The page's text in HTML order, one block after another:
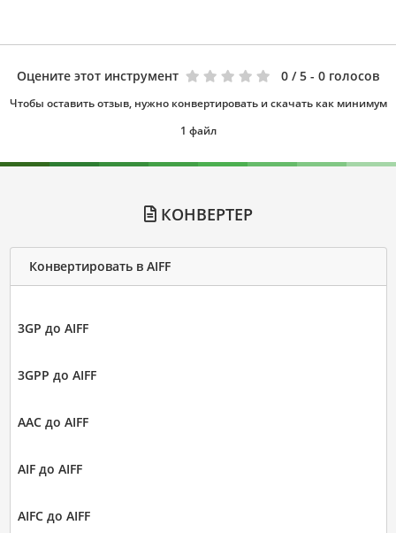
Оцените этот инструмент 0 / 5 - 0 голосов
Чтобы оставить отзыв, нужно конвертировать и скачать как минимум
1 файл
КОНВЕРТЕР
Конвертировать в AIFF
3GP до AIFF
3GPP до AIFF
AAC до AIFF
AIF до AIFF
AIFC до AIFF